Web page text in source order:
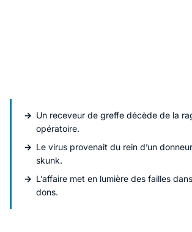
Un receveur de greffe décède de la
opératoire.
Le virus provenait du rein d’un
skunk.
L’affaire met en lumière des failles
dons.